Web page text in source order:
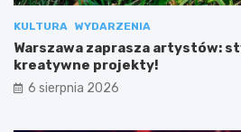
KULTURA WYDARZENIA
Warszawa zaprasza artystów:
kreatywne projekty!
6 sierpnia 2026